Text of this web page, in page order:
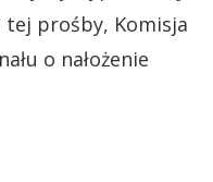
tej prośby, Komisja
o nałożenie